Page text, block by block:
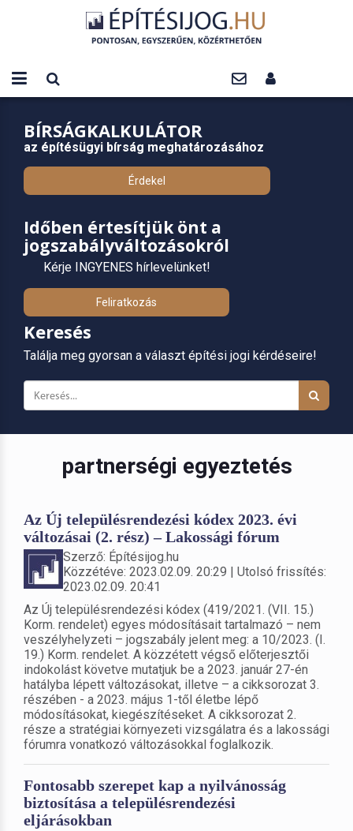
BÍRSÁGKALKULÁTOR
az építésügyi bírság meghatározásához
Érdekel
Időben értesítjük önt a
jogszabályváltozásokról
Kérje INGYENES hírlevelünket!
Feliratkozás
Keresés
Találja meg gyorsan a választ építési jogi kérdéseire!
partnerségi egyeztetés
Az Új településrendezési kódex 2023. évi
változásai (2. rész) – Lakossági fórum
Szerző: Építésijog.hu
Közzétéve: 2023.02.09. 20:29 | Utolsó frissítés:
2023.02.09. 20:41
Az Új településrendezési kódex (419/2021. (VII. 15.)
Korm. rendelet) egyes módosításait tartalmazó – nem
veszélyhelyzeti – jogszabály jelent meg: a 10/2023. (I.
19.) Korm. rendelet. A közzétett végső előterjesztői
indokolást követve mutatjuk be a 2023. január 27-én
hatályba lépett változásokat, illetve – a cikksorozat 3.
részében - a 2023. május 1-től életbe lépő
módosításokat, kiegészítéseket. A cikksorozat 2.
része a stratégiai környezeti vizsgálatra és a lakossági
fórumra vonatkozó változásokkal foglalkozik.
Fontosabb szerepet kap a nyilvánosság
biztosítása a településrendezési
eljárásokban